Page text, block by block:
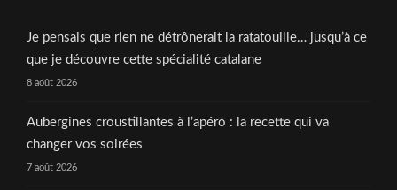
Je pensais que rien ne détrônerait la ratatouille… jusqu’à ce
que je découvre cette spécialité catalane
8 août 2026
Aubergines croustillantes à l’apéro : la recette qui va
changer vos soirées
7 août 2026